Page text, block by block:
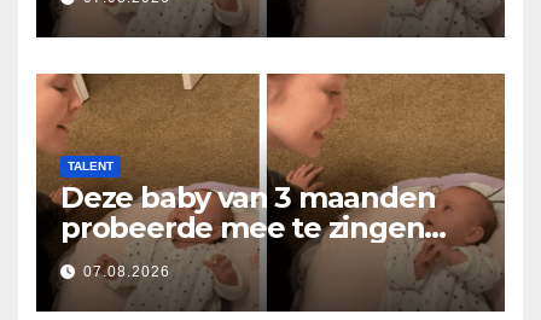
hjärtan att smälta
TALENT
Deze baby van 3 maanden
probeerde mee te zingen
met mama… en liet
miljoenen harten smelten
07.08.2026